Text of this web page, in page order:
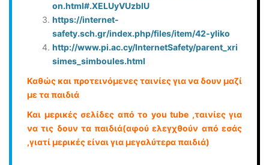
on.html#.XELUyVUzbIU
https://internet-
safety.sch.gr/index.php/files/item/42-yliko
http://www.pi.ac.cy/InternetSafety/parent_xri
simes_simboules.html
Καθώς και προτεινόμενες ταινίες για να δουν μαζί
με τα παιδιά
Και μερικές σελίδες από το you tube ,ταινίες για
να τις δουν τα παιδιά(αφού ελεγχθούν από εσάς
,γιατί μερικές είναι για μεγαλύτερα παιδιά)